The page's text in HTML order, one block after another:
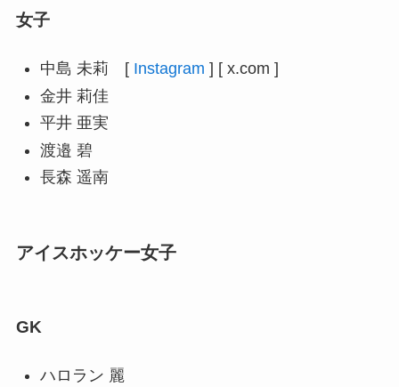
女子
中島 未莉 [ Instagram ] [ x.com ]
⾦井 莉佳
平井 亜実
渡邉 碧
⻑森 遥南
アイスホッケー女子
GK
ハロラン 麗